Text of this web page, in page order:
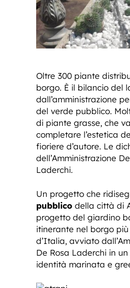
Oltre 300 piante
borgo. È il bilancio del
dall’amministrazione
del verde pubblico.
di piante grasse, che
completare l’estetica
fioriere d’autore. Le
dell’Amministrazione
Laderchi.
Un progetto che
pubblico della città di
progetto del giardino
itinerante nel borgo
d’Italia, avviato
De Rosa Laderchi in
identità marinata e